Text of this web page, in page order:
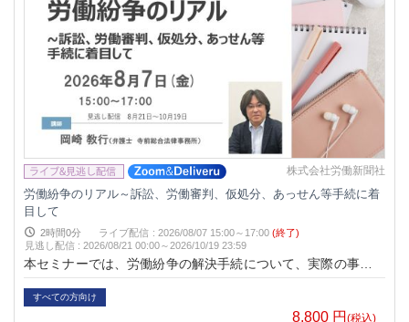
株式会社労働新聞社
労働紛争のリアル～訴訟、労働審判、仮処分、あっせん等手続に着
目して
2時間0分 ライブ配信 : 2026/08/07 15:00～17:00 (終了)
見逃し配信 :2026/08/21 00:00～2026/10/19 23:59
本セミナーでは、労働紛争の解決手続について、実際の事例や
現場感覚を交えながら、 ●何を優先すべきなのか ●どの手
続が企業にとって負担が大きいのか ●何をやってはいけない
のか ●どこで対応を誤ると危険なのか ●社労士・企業担当
すべての方向け
8,800 円 (税込)